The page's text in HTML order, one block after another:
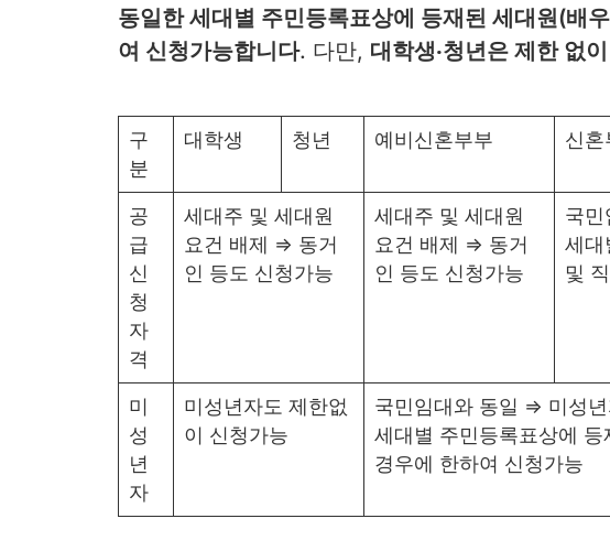
동일한 세대별 주민등록표상에 등재된 세대원(배
여 신청가능합니다. 다만, 대학생‧청년은 제한 없
구
분
대학생 청년 예비신혼부부 신혼
공
급
신
청
자
격
세대주 및 세대원
요건 배제 ⇒ 동거
인 등도 신청가능
세대주 및 세대원
요건 배제 ⇒ 동거
인 등도 신청가능
국
세대
및
미
성
년
자
미성년자도 제한없
이 신청가능
국민임대와 동일 ⇒ 미성
세대별 주민등록표상에
경우에 한하여 신청가능